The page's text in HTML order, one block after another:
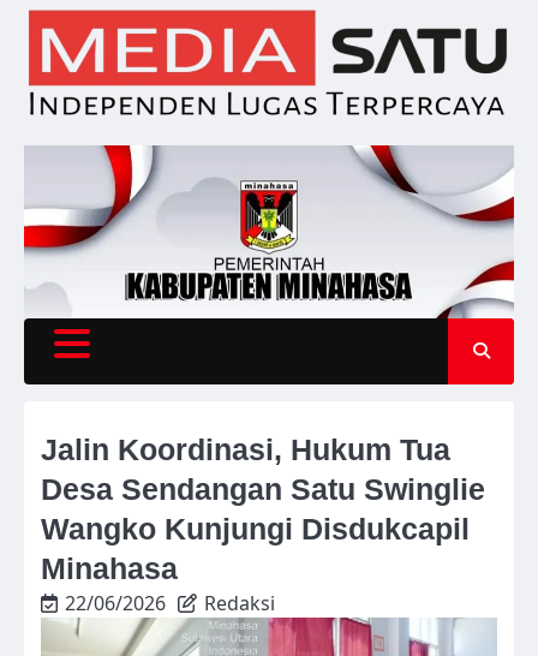
Skip
content
Jalin Koordinasi, Hukum Tua
Desa Sendangan Satu Swinglie
Wangko Kunjungi Disdukcapil
Minahasa
22/06/2026 Redaksi